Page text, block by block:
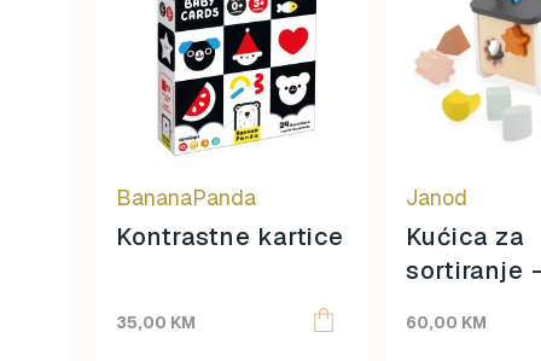
RAVENSBURGER PUZZLE
SCHLEICH 64
SentoSphere 38
Small Foot
SmartGames 6
Teddy Hermann
Umetaljke 9
Štramplice i čarapice
BananaPanda
Kontrastne kartice
35,00 KM
Janod
Kućica za
sortiranje
60,00 KM